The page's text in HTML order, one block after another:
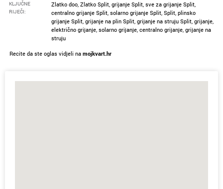
KLJUČNE
RIJEČI:
Zlatko doo, Zlatko Split, grijanje Split, sve za grijanje Split,
centralno grijanje Split, solarno grijanje Split, Split, plinsko
grijanje Split, grijanje na plin Split, grijanje na struju Split, grijanje,
električno grijanje, solarno grijanje, centralno grijanje, grijanje na
struju
Recite da ste oglas vidjeli na mojkvart.hr